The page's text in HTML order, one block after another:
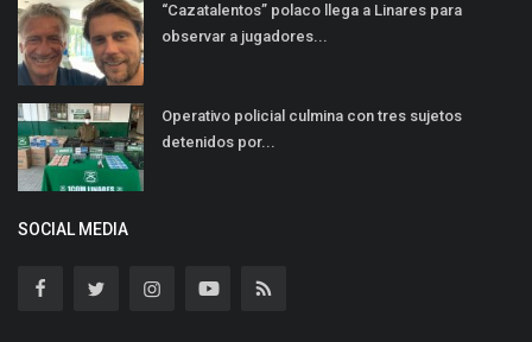
“Cazatalentos” polaco llega a Linares para
observar a jugadores...
Operativo policial culmina con tres sujetos
detenidos por...
SOCIAL MEDIA